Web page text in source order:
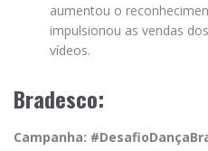
aumentou o
impulsionou as vendas
vídeos.
Bradesco:
Campanha: